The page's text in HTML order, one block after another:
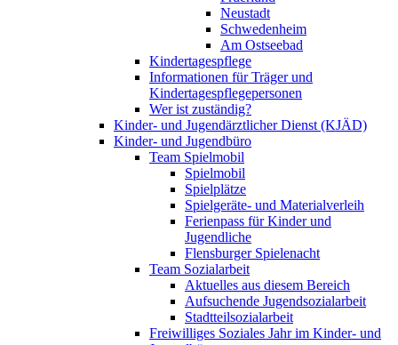
Neustadt
Schwedenheim
Am Ostseebad
Kindertagespflege
Informationen für Träger und
Kindertagespflegepersonen
Wer ist zuständig?
Kinder- und Jugendärztlicher Dienst (KJÄD)
Kinder- und Jugendbüro
Team Spielmobil
Spielmobil
Spielplätze
Spielgeräte- und Materialverleih
Ferienpass für Kinder und
Jugendliche
Flensburger Spielenacht
Team Sozialarbeit
Aktuelles aus diesem Bereich
Aufsuchende Jugendsozialarbeit
Stadtteilsozialarbeit
Freiwilliges Soziales Jahr im Kinder- und